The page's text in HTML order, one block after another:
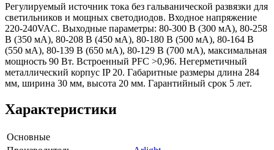
Регулируемый источник тока без гальванической развязки для
светильников и мощных светодиодов. Входное напряжение
220-240VAC. Выходные параметры: 80-300 В (300 мА), 80-258
В (350 мА), 80-208 В (450 мА), 80-180 В (500 мА), 80-164 В
(550 мА), 80-139 В (650 мА), 80-129 В (700 мА), максимальная
мощность 90 Вт. Встроенный PFC >0,96. Негерметичный
металлический корпус IP 20. Габаритные размеры длина 284
мм, ширина 30 мм, высота 20 мм. Гарантийный срок 5 лет.
Характеристики
Основные